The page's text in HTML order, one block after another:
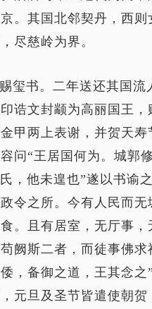
。其国北邻契丹，西则
尽慈岭为界。
玺书。二年送还其国流
诰文封颛为高丽国王，
甲两上表谢，并贺天寿
问“王居国何为。城郭
，他未遑也”遂以书谕
令之所。今有人民而无
。且有居室，无厅事，
阙斯二者，而徒事佛求
，备御之道，王其念之
元旦及圣节皆遣使朝贺